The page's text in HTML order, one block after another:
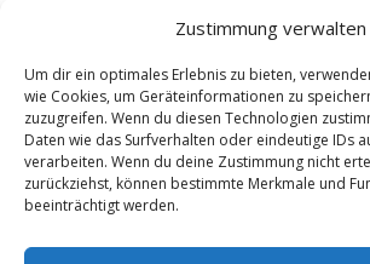
Zustimmung verwalten
Um dir ein optimales Erlebnis zu bieten,
wie Cookies, um Geräteinformationen zu
zuzugreifen. Wenn du diesen Technologien
Daten wie das Surfverhalten oder eindeutige IDs
verarbeiten. Wenn du deine Zustimmung nicht
zurückziehst, können bestimmte Merkmale und
beeinträchtigt werden.
16.2.21
15.2.21
Februar 2021